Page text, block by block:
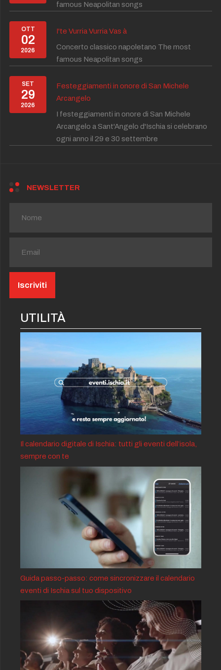
famous Neapolitan songs
OTT
02
2026
I'te Vurria Vurria Vas à
Concerto classico napoletano The most
famous Neapolitan songs
SET
29
2026
Festeggiamenti in onore di San Michele
Arcangelo
I festeggiamenti in onore di San Michele
Arcangelo a Sant'Angelo d'Ischia si celebrano
ogni anno il 29 e 30 settembre
NEWSLETTER
UTILITÀ
Il calendario digitale di Ischia: tutti gli eventi dell’isola,
sempre con te
Guida passo-passo: come sincronizzare il calendario
eventi di Ischia sul tuo dispositivo